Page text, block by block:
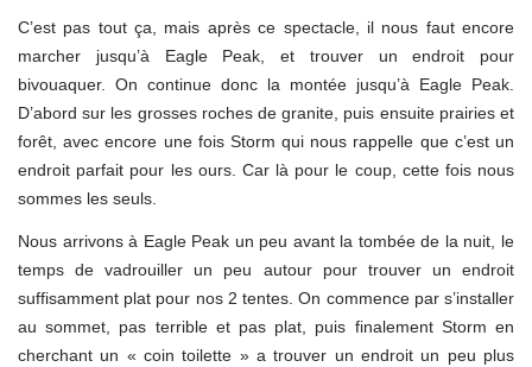
C’est pas tout ça, mais après ce spectacle, il nous faut encore
marcher jusqu’à Eagle Peak, et trouver un endroit pour
bivouaquer. On continue donc la montée jusqu’à Eagle Peak.
D’abord sur les grosses roches de granite, puis ensuite prairies et
forêt, avec encore une fois Storm qui nous rappelle que c’est un
endroit parfait pour les ours. Car là pour le coup, cette fois nous
sommes les seuls.
Nous arrivons à Eagle Peak un peu avant la tombée de la nuit, le
temps de vadrouiller un peu autour pour trouver un endroit
suffisamment plat pour nos 2 tentes. On commence par s’installer
au sommet, pas terrible et pas plat, puis finalement Storm en
cherchant un « coin toilette » a trouver un endroit un peu plus